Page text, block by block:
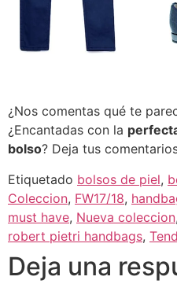
¿Nos comentas qué te
¿Encantadas con la
bolso? Deja tus
Etiquetado bolsos de piel,
Coleccion, FW17/18,
must have, Nueva coleccion,
robert pietri handbags,
Deja una